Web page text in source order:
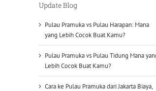
Update Blog
Pulau Pramuka vs Pulau Harapan: Mana
yang Lebih Cocok Buat Kamu?
Pulau Pramuka vs Pulau Tidung Mana
Lebih Cocok Buat Kamu?
Cara ke Pulau Pramuka dari Jakarta Biaya,